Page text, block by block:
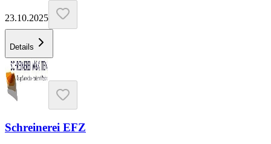
23.10.2025
Details
Schreinerei EFZ